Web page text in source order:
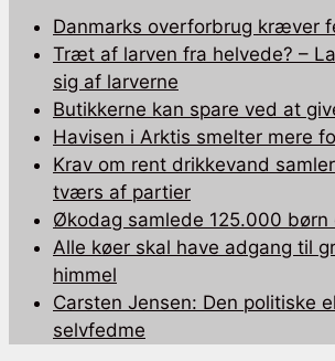
Danmarks overforbrug kræver
Træt af larven fra helvede? –
sig af larverne
Butikkerne kan spare ved at
Havisen i Arktis smelter mere
Krav om rent drikkevand
tværs af partier
Økodag samlede 125.000 børn
Alle køer skal have adgang til
himmel
Carsten Jensen: Den politiske
selvfedme